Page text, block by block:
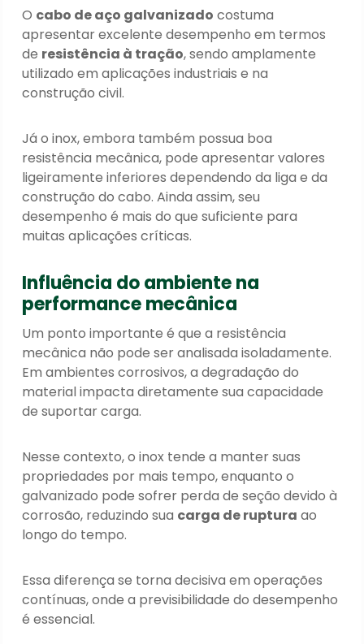
O cabo de aço galvanizado costuma
apresentar excelente desempenho em termos
de resistência à tração, sendo amplamente
utilizado em aplicações industriais e na
construção civil.
Já o inox, embora também possua boa
resistência mecânica, pode apresentar valores
ligeiramente inferiores dependendo da liga e da
construção do cabo. Ainda assim, seu
desempenho é mais do que suficiente para
muitas aplicações críticas.
Influência do ambiente na
performance mecânica
Um ponto importante é que a resistência
mecânica não pode ser analisada isoladamente.
Em ambientes corrosivos, a degradação do
material impacta diretamente sua capacidade
de suportar carga.
Nesse contexto, o inox tende a manter suas
propriedades por mais tempo, enquanto o
galvanizado pode sofrer perda de seção devido à
corrosão, reduzindo sua carga de ruptura ao
longo do tempo.
Essa diferença se torna decisiva em operações
contínuas, onde a previsibilidade do desempenho
é essencial.